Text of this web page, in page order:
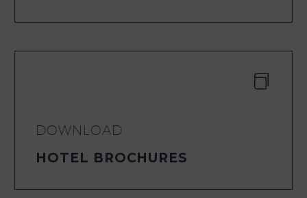


DOWNLOAD
HOTEL BROCHURES